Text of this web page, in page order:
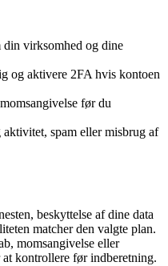
virksomhed og dine
og aktivere 2FA hvis kontoen
før du
spam eller misbrug af
beskyttelse af dine data
matcher den valgte plan.
momsangivelse eller
kontrollere før indberetning.